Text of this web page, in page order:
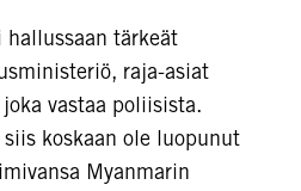
tärkeät
raja-asiat
vastaa poliisista.
koskaan ole luopunut
Myanmarin